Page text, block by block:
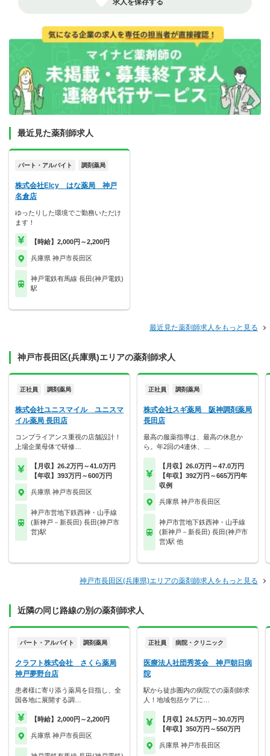
求人を保存する
最近見た薬剤師求人
パート・アルバイト 調剤薬局
株式会社Elcy はな薬局 神戸
名倉店
ゆったりした環境でご勤務いただけ
ます！
【時給】2,000円～2,200円
兵庫県 神戸市長田区
神戸電鉄有馬線 長田(神戸電鉄)
駅
最近見た薬剤師求人をもっと見る
神戸市長田区(兵庫県)エリアの薬剤師求人
正社員 調剤薬局
株式会社ユニスマイル ユニスマ
イル薬局 長田店
コンプライアンス重視の店舗設計！
上場企業母体で研修…
【月収】26.2万円～41.0万円
【年収】393万円～600万円
兵庫県 神戸市長田区
神戸市営地下鉄西神・山手線
(新神戸－新長田) 長田(神戸市
営)駅
正社員 調剤薬局
株式会社スギ薬局 阪神調剤薬局
長田店
最高の服薬指導は、最高の休息か
ら。年2回の4連休、…
【月収】26.0万円～47.0万円
【年収】392万円～665万円年
収例
兵庫県 神戸市長田区
神戸市営地下鉄西神・山手線
(新神戸－新長田) 長田(神戸市
営)駅 他
神戸市長田区(兵庫県)エリアの薬剤師求人をもっと見る
近隣の同じ路線の別の薬剤師求人
パート・アルバイト 調剤薬局
クラフト株式会社 さくら薬局
神戸夢野台店
患者様に寄り添う薬局を目指し、全
国各地に展開する調…
【時給】2,000円～2,200円
兵庫県 神戸市長田区
正社員 病院・クリニック
医療法人社団秀英会 神戸朝日病
院
駅から徒歩圏内の病院での薬剤師求
人！地域包括ケアに…
【月収】24.5万円～30.0万円
【年収】350万円～550万円
兵庫県 神戸市長田区